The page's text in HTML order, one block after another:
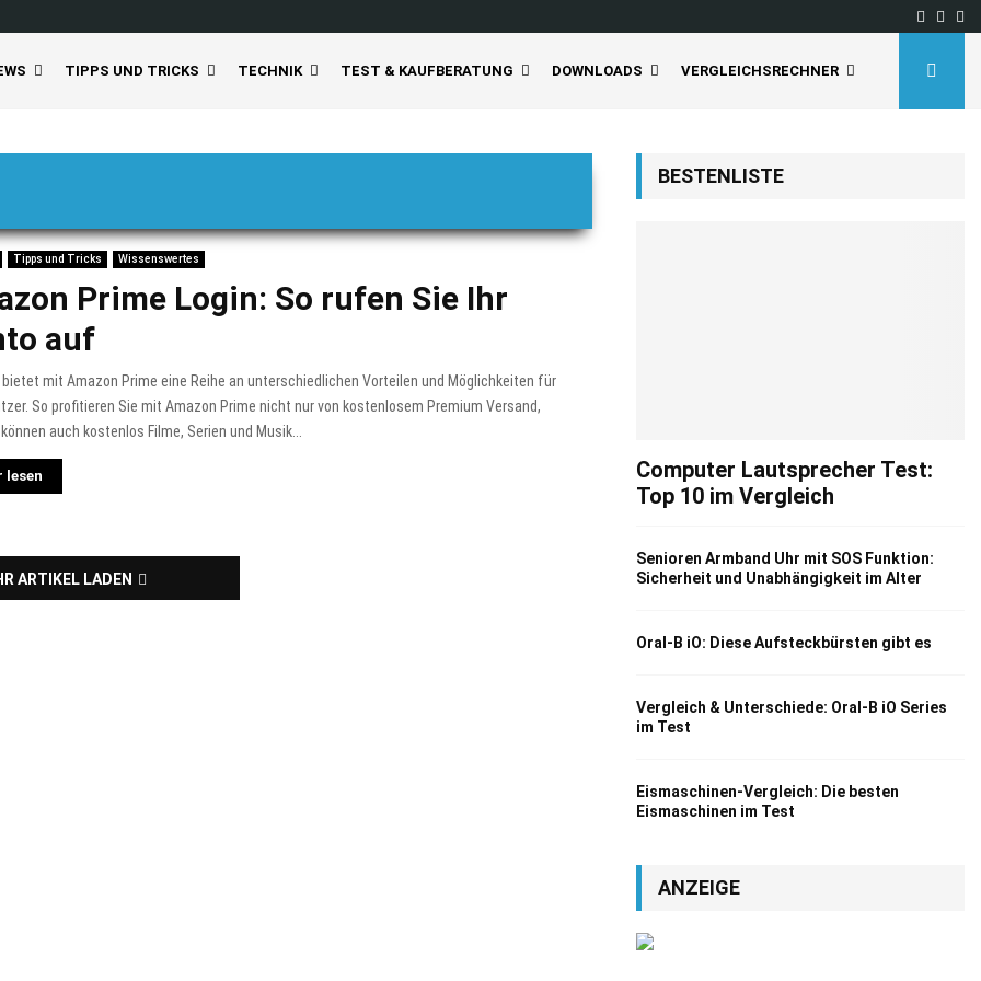
TIPPS UND TRICKS TECHNIK TEST & KAUFBERATUNG DOWNLOADS VERGLEICHSRECHNER
Tipps und Tricks Wissenswertes
Prime Login: So rufen Sie Ihr
auf
mit Amazon Prime eine Reihe an unterschiedlichen Vorteilen und Möglichkeiten für
So profitieren Sie mit Amazon Prime nicht nur von kostenlosem Premium Versand,
auch kostenlos Filme, Serien und Musik...
lesen
ARTIKEL LADEN
BESTENLISTE
Computer Lautsprecher Test:
Top 10 im Vergleich
Senioren Armband Uhr mit SOS Funktion:
Sicherheit und Unabhängigkeit im Alter
Oral-B iO: Diese Aufsteckbürsten gibt es
Vergleich & Unterschiede: Oral-B iO Series
im Test
Eismaschinen-Vergleich: Die besten
Eismaschinen im Test
ANZEIGE